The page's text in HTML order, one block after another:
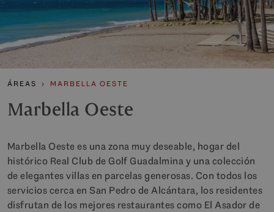
ÁREAS MARBELLA OESTE
Marbella Oeste
Marbella Oeste es una zona muy deseable, hogar del
histórico Real Club de Golf Guadalmina y una colección
de elegantes villas en parcelas generosas. Con todos los
servicios cerca en San Pedro de Alcántara, los residentes
disfrutan de los mejores restaurantes como El Asador de